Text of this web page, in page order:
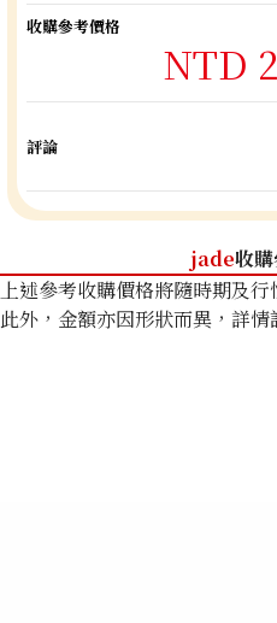
收購參考價格
NTD
評論
jade收
上述參考收購價格將隨時期及行
此外，金額亦因形狀而異，詳情